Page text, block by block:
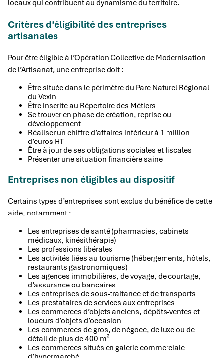
locaux qui contribuent au dynamisme du territoire.
Critères d’éligibilité des entreprises
artisanales
Pour être éligible à l’Opération Collective de Modernisation
de l’Artisanat, une entreprise doit :
Être située dans le périmètre du Parc Naturel Régional
du Vexin
Être inscrite au Répertoire des Métiers
Se trouver en phase de création, reprise ou
développement
Réaliser un chiffre d’affaires inférieur à 1 million
d’euros HT
Être à jour de ses obligations sociales et fiscales
Présenter une situation financière saine
Entreprises non éligibles au dispositif
Certains types d’entreprises sont exclus du bénéfice de cette
aide, notamment :
Les entreprises de santé (pharmacies, cabinets
médicaux, kinésithérapie)
Les professions libérales
Les activités liées au tourisme (hébergements, hôtels,
restaurants gastronomiques)
Les agences immobilières, de voyage, de courtage,
d’assurance ou bancaires
Les entreprises de sous-traitance et de transports
Les prestataires de services aux entreprises
Les commerces d’objets anciens, dépôts-ventes et
loueurs d’objets d’occasion
Les commerces de gros, de négoce, de luxe ou de
détail de plus de 400 m²
Les commerces situés en galerie commerciale